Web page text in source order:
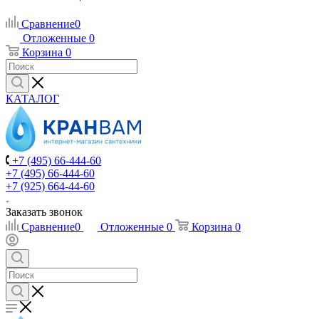
Сравнение0
Отложенные 0
Корзина 0
КАТАЛОГ
+7 (495) 66-444-60
+7 (495) 66-444-60
+7 (925) 664-44-60
Заказать звонок
Сравнение0 Отложенные 0 Корзина 0